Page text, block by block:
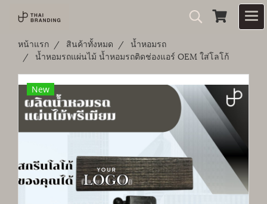
หน้าแรก สินค้าทั้งหมด
น้ำหอมรถ
น้ำหอมรถแผ่นไม้ น้ำหอมรถติดช่องแอร์ OEM ใส่โลโก้
New